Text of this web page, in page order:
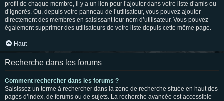
profil de chaque membre, il y a un lien pour l’ajouter dans votre liste d’amis ou
d’ignorés. Ou, depuis votre panneau de l’utilisateur, vous pouvez ajouter
directement des membres en saisissant leur nom d’utilisateur. Vous pouvez
également supprimer des utilisateurs de votre liste depuis cette même page.
Haut
Recherche dans les forums
Comment rechercher dans les forums ?
Saisissez un terme à rechercher dans la zone de recherche située en haut des
pages d’index, de forums ou de sujets. La recherche avancée est accessible